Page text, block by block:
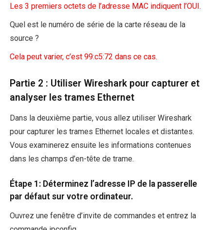
Les 3 premiers octets de l’adresse MAC indiquent l’OUI.
Quel est le numéro de série de la carte réseau de la
source ?
Cela peut varier, c’est 99:c5:72 dans ce cas.
Partie 2 : Utiliser Wireshark pour capturer et
analyser les trames Ethernet
Dans la deuxième partie, vous allez utiliser Wireshark
pour capturer les trames Ethernet locales et distantes.
Vous examinerez ensuite les informations contenues
dans les champs d’en-tête de trame.
Étape 1: Déterminez l’adresse IP de la passerelle
par défaut sur votre ordinateur.
Ouvrez une fenêtre d’invite de commandes et entrez la